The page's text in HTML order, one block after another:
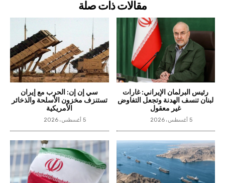
مقالات ذات صلة
رئيس البرلمان الإيراني: غارات
لبنان تنسف الهدنة وتجعل التفاوض
غير معقول
5 أغسطس، 2026
سي إن إن: الحرب مع إيران
تستنزف مخزون الأسلحة والذخائر
الأمريكية
5 أغسطس، 2026